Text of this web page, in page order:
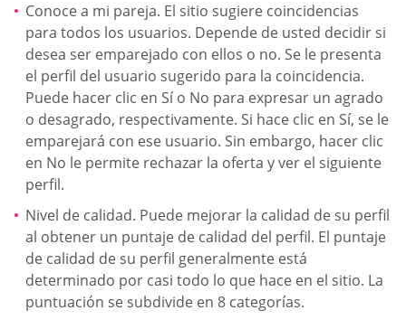
Conoce a mi pareja. El sitio sugiere coincidencias
para todos los usuarios. Depende de usted decidir si
desea ser emparejado con ellos o no. Se le presenta
el perfil del usuario sugerido para la coincidencia.
Puede hacer clic en Sí o No para expresar un agrado
o desagrado, respectivamente. Si hace clic en Sí, se le
emparejará con ese usuario. Sin embargo, hacer clic
en No le permite rechazar la oferta y ver el siguiente
perfil.
Nivel de calidad. Puede mejorar la calidad de su perfil
al obtener un puntaje de calidad del perfil. El puntaje
de calidad de su perfil generalmente está
determinado por casi todo lo que hace en el sitio. La
puntuación se subdivide en 8 categorías.